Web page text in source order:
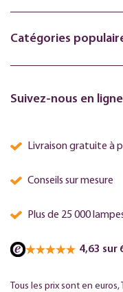
Catégories
Suivez-nous en
Livraison gratuite à
Conseils sur mesure
Plus de 25 000
4,63 sur
Tous les prix sont en